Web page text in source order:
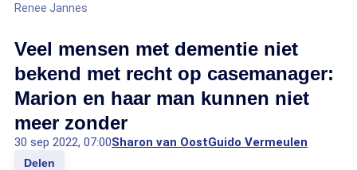
Renee Jannes
Veel mensen met dementie niet
bekend met recht op casemanager:
Marion en haar man kunnen niet
meer zonder
30 sep 2022, 07:00Sharon van OostGuido Vermeulen
Delen